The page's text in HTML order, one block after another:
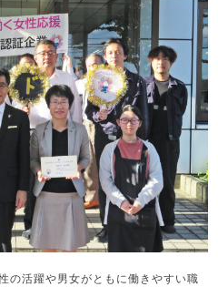
の活躍や男女がともに働きやすい職